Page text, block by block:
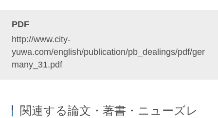
PDF
http://www.city-
yuwa.com/english/publication/pb_dealings/pdf/ger
many_31.pdf
関連する論文・著書・ニューズレ